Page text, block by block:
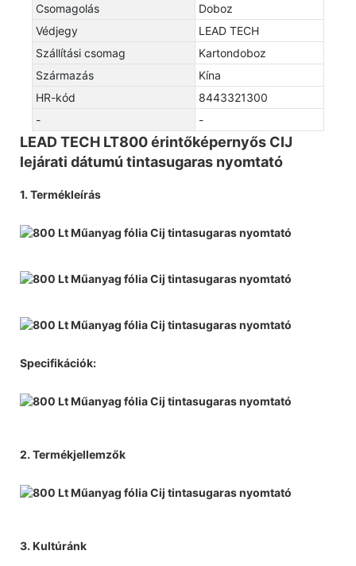
Csomagolás
Doboz
Védjegy
LEAD TECH
Szállítási csomag
Kartondoboz
Származás
Kína
HR-kód
8443321300
-
-
LEAD TECH LT800 érintőképernyős CIJ
lejárati dátumú tintasugaras nyomtató
1. Termékleírás
Specifikációk:
2. Termékjellemzők
3. Kultúránk